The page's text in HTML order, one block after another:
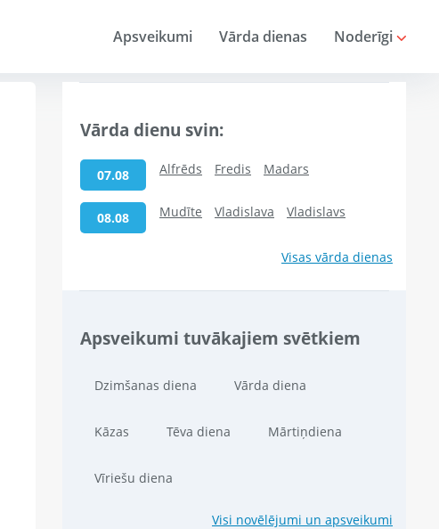
Apsveikumi Vārda dienas Noderīgi
Vārda dienu svin:
07.08 Alfrēds Fredis Madars
08.08 Mudīte Vladislava Vladislavs
Visas vārda dienas
Apsveikumi tuvākajiem svētkiem
Dzimšanas diena Vārda diena
Kāzas Tēva diena Mārtiņdiena
Vīriešu diena
Visi novēlējumi un apsveikumi